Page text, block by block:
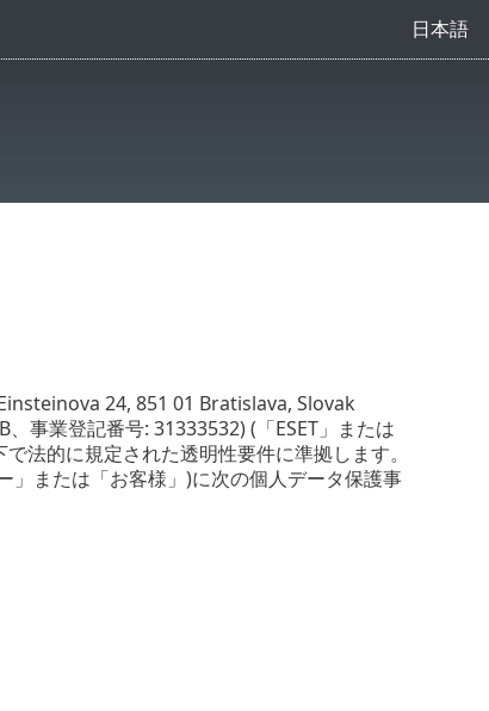
日本語
24, 851 01 Bratislava, Slovak
事業登記番号: 31333532) (「ESET」または
法的に規定された透明性要件に準拠します。
」または「お客様」)に次の個人データ保護事